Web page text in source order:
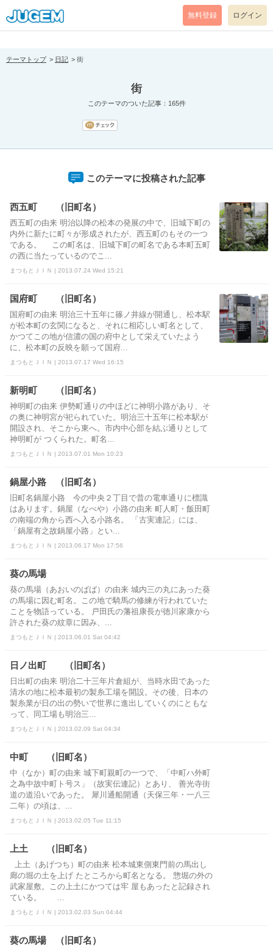
[pear_error: message="Success" code=0 mode=return level=notice
prefix="" info=""]
無料登録 ログイン
テーマトップ 日記 街
街
このテーマのついた記事：165件
このテーマに投稿された記事
西五町 （旧町名）
西五町の由来 明治以降の松本の発展の中で、旧城下町の
内外に新たに町々が形成されたが、西五町のもその一つ
である。 この町名は、旧城下町の町名である本町五町
の西に当たっているのでこ...
まつもとＪＩＮ | 2013.07.24 Wed 15:21
国府町 （旧町名）
国府町の由来 明治三十五年に篠ノ井線が開通し、松本駅
が松本町の玄関になると、それに相応しい町名として、
かつてこの地が信濃の国の府中として栄えていたよう
に、松本町の反映を願って国府...
まつもとＪＩＮ | 2013.07.17 Wed 16:15
新明町 （旧町名）
神明町の由来 伊勢町通りの中ほどに神明小路があり、そ
の奥に神明宮が祀られていた。明治三十五年に松本駅が
開設され、そこから東へ。市内中心部を結ぶ通りとして
神明町が つくられた。町名...
まつもとＪＩＮ | 2013.07.01 Mon 10:23
鍋屋小路 （旧町名）
旧町名鍋屋小路 今の中央２丁目で昔の電車通りに標識
はあります。鍋屋（なべや）小路の由来 町人町・飯田町
の南端の角から西へ入る小路名。 「古実連記」には、
「鍋屋有之故鍋屋小路」とい...
まつもとＪＩＮ | 2013.06.17 Mon 17:56
葵の馬場
葵の馬場（あおいのばば）の由来 城内三の丸にあった葵
の馬場に因む町名。この地で騎馬の修練が行われていた
ことを物語っている。 戸田氏の藩祖康長が徳川家康から
許された葵の紋章に因み、...
まつもとＪＩＮ | 2013.06.01 Sat 04:42
日ノ出町 （旧町名）
日出町の由来 明治二十三年片倉組が、当時水田であった
清水の地に松本最初の製糸工場を開設。その後、日本の
製糸業が日の出の勢いで世界に進出していくのにともな
って、同工場も明治三...
まつもとＪＩＮ | 2013.02.09 Sat 04:34
中町 （旧町名）
中（なか）町の由来 城下町親町の一つで、「中町ハ外町
之為中故中町ト号ス」（故実伝連記）とあり、 善光寺街
道の道沿いであった。 犀川通船開通（天保三年・一八三
二年）の頃は、...
まつもとＪＩＮ | 2013.02.05 Tue 11:15
上土 （旧町名）
上土（あげつち）町の由来 松本城東側東門前の馬出し
廊の堀の土を上げ たところから町名となる。 惣堀の外の
武家屋敷。この上土にかつては牢 屋もあったと記録され
ている。 ...
まつもとＪＩＮ | 2013.02.03 Sun 04:44
葵の馬場 （旧町名）